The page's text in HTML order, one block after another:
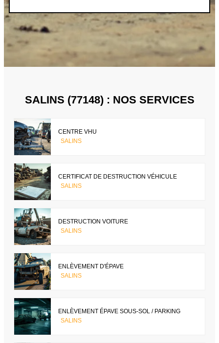
SALINS (77148) : NOS SERVICES
CENTRE VHU
SALINS
CERTIFICAT DE DESTRUCTION VÉHICULE
SALINS
DESTRUCTION VOITURE
SALINS
ENLÈVEMENT D'ÉPAVE
SALINS
ENLÈVEMENT ÉPAVE SOUS-SOL / PARKING
SALINS